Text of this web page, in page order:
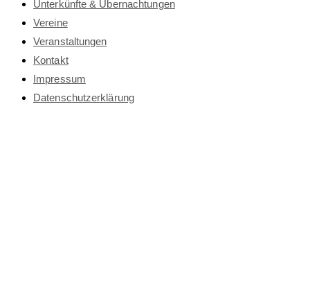
Unterkünfte & Übernachtungen
Vereine
Veranstaltungen
Kontakt
Impressum
Datenschutz­erklärung